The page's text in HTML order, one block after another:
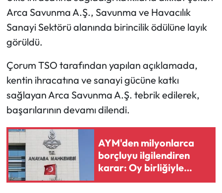
Arca Savunma A.Ş., Savunma ve Havacılık
Sanayi Sektörü alanında birincilik ödülüne layık
görüldü.
Çorum TSO tarafından yapılan açıklamada,
kentin ihracatına ve sanayi gücüne katkı
sağlayan Arca Savunma A.Ş. tebrik edilerek,
başarılarının devamı dilendi.
AYM'den milyonlarca
borçluyu ilgilendiren
karar: Oy birliğiyle
reddedildi
Kültür Sanat
Laçin Haberleri
Mecitözü Haberleri
Oğuzlar Haberleri
Ortaköy Haberleri
Osmancık Haberleri
Otomotiv